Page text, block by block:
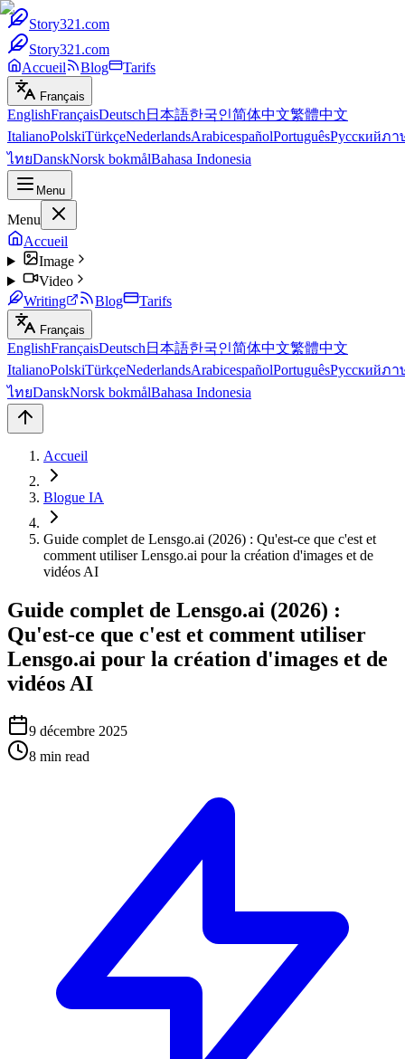
Story321.com
Story321.com
Accueil
Blog Tarifs
Français
EnglishFrançaisDeutsch 日本語한국인简体中文繁體中文
ItalianoPolskiTürkçeNederlandsArabicespañolPortuguêsРусскийภา
ไทยDanskNorsk bokmålBahasa Indonesia
Menu
Menu
Accueil
Image
Video
Writing
Blog Tarifs
Français
EnglishFrançaisDeutsch 日本語한국인简体中文繁體中文
ItalianoPolskiTürkçeNederlandsArabicespañolPortuguêsРусскийภา
ไทยDanskNorsk bokmålBahasa Indonesia
Accueil
Blogue IA
Guide complet de Lensgo.ai (2026) : Qu'est-ce que c'est et
comment utiliser Lensgo.ai pour la création d'images et de
vidéos AI
Guide complet de Lensgo.ai (2026) :
Qu'est-ce que c'est et comment utiliser
Lensgo.ai pour la création d'images et de
vidéos AI
9 décembre 2025
8 min read